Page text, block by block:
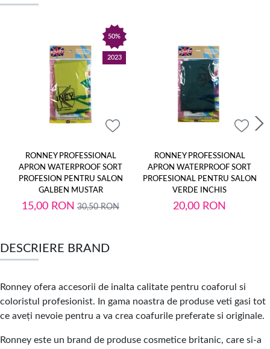
50%
2023
RONNEY PROFESSIONAL
APRON WATERPROOF SORT
PROFESION PENTRU SALON
GALBEN MUSTAR
15,00 RON 30,50RON
RONNEY PROFESSIONAL
APRON WATERPROOF SORT
PROFESIONAL PENTRU SALON
VERDE INCHIS
20,00 RON
DESCRIERE BRAND
Ronney ofera accesorii de inalta calitate pentru coaforul si
coloristul profesionist. In gama noastra de produse veti gasi tot
ce aveți nevoie pentru a va crea coafurile preferate si originale.
Ronney este un brand de produse cosmetice britanic, care si-a